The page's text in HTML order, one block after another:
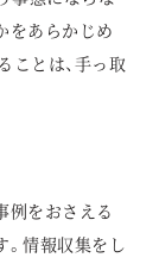
をあらかじめ
ことは、手っ取
例をおさえる
。情報収集をし